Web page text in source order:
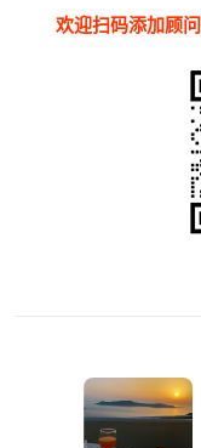
欢迎扫码添加顾